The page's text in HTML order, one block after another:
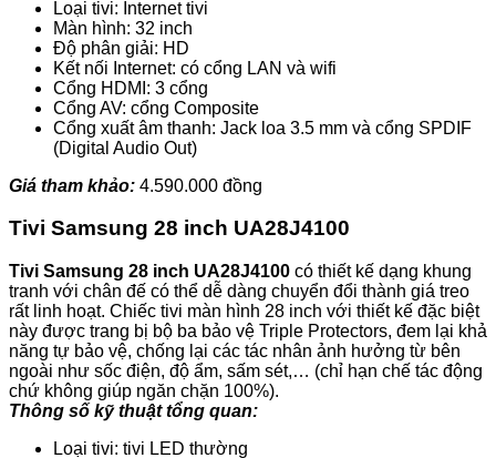
Loại tivi: Internet tivi
Màn hình: 32 inch
Độ phân giải: HD
Kết nối Internet: có cổng LAN và wifi
Cổng HDMI: 3 cổng
Cổng AV: cổng Composite
Cổng xuất âm thanh: Jack loa 3.5 mm và cổng SPDIF
(Digital Audio Out)
Giá tham khảo: 4.590.000 đồng
Tivi Samsung 28 inch UA28J4100
Tivi Samsung 28 inch UA28J4100 có thiết kế dạng khung
tranh với chân đế có thể dễ dàng chuyển đổi thành giá treo
rất linh hoạt. Chiếc tivi màn hình 28 inch với thiết kế đặc biệt
này được trang bị bộ ba bảo vệ Triple Protectors, đem lại khả
năng tự bảo vệ, chống lại các tác nhân ảnh hưởng từ bên
ngoài như sốc điện, độ ẩm, sấm sét,… (chỉ hạn chế tác động
chứ không giúp ngăn chặn 100%).
Thông số kỹ thuật tổng quan:
Loại tivi: tivi LED thường